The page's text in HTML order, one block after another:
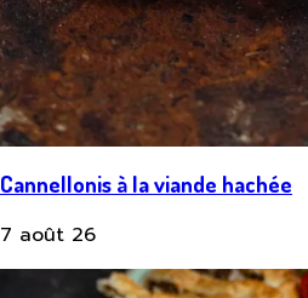
Cannellonis à la viande hachée
7 août 26